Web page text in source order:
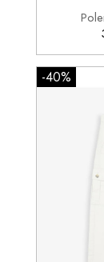

-40%